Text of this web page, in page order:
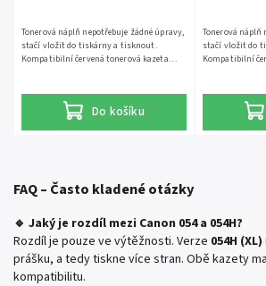
Do košíku
Tonerová náplň nepotřebuje žádné úpravy,
stačí vložit do tiskárny a tisknout.
Kompatibilní červená tonerová kazeta
LBP623Cdw Canon i-SENSYS MF641Cw
Canon i-SENSYS MF643Cdw Canon i-
Tonerová náplň
stačí vložit do
Kompatibilní
LBP623Cdw
Canon i-
FAQ – Často kladené otázky
🔹 Jaký je rozdíl mezi Canon 054 a 054H?
Rozdíl je pouze ve výtěžnosti. Verze 054H (XL)
prášku, a tedy tiskne více stran. Obě kazety
kompatibilitu.